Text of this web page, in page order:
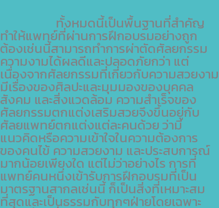
ทั้งหมดนี้เป็นพื้นฐานที่สำคัญ
ทำให้แพทย์ที่ผ่านการฝึกอบรมอย่างถูก
ต้องเช่นนี้สามารถทำการผ่าตัดศัลยกรรม
ความงามได้ผลดีและปลอดภัยกว่า แต่
เนื่องจากศัลยกรรมที่เกี่ยวกับความสวยงาม
มีเรื่องของศิลปะและมุมมองของบุคคล
สังคม และสิ่งแวดล้อม ความสำเร็จของ
ศัลยกรรมตกแต่งเสริมสวยจึงขึ้นอยู่กับ
ศัลยแพทย์ตกแต่งแต่ละคนด้วย ว่ามี
แนวคิดหรือความเข้าใจในความต้องการ
ของคนไข้ ความสวยงาม และประสบการณ์
มากน้อยเพียงใด แต่ไม่ว่าอย่างไร การที่
แพทย์คนหนึ่งเข้ารับการฝึกอบรมที่เป็น
มาตรฐานสากลเช่นนี้ ก็เป็นสิ่งที่เหมาะสม
ที่สุดและเป็นธรรมกับทุกๆฝ่ายโดยเฉพาะ